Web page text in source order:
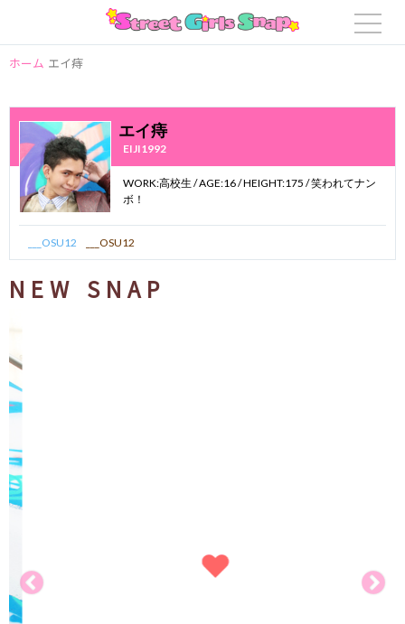
ホーム エイ痔
エイ痔
EIJI1992
WORK:高校生 / AGE:16 / HEIGHT:175 / 笑われてナン
ボ！
___OSU12 ___OSU12
NEW SNAP